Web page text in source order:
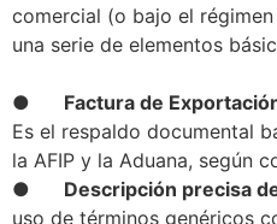
comercial (o bajo el
una serie de elementos
● Factura de Exportación
Es el respaldo documental
la AFIP y la Aduana, según
● Descripción precisa de
uso de términos genéricos